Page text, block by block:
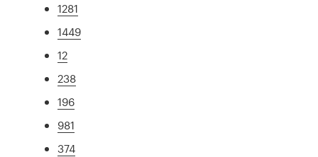
1281
1449
12
238
196
981
374